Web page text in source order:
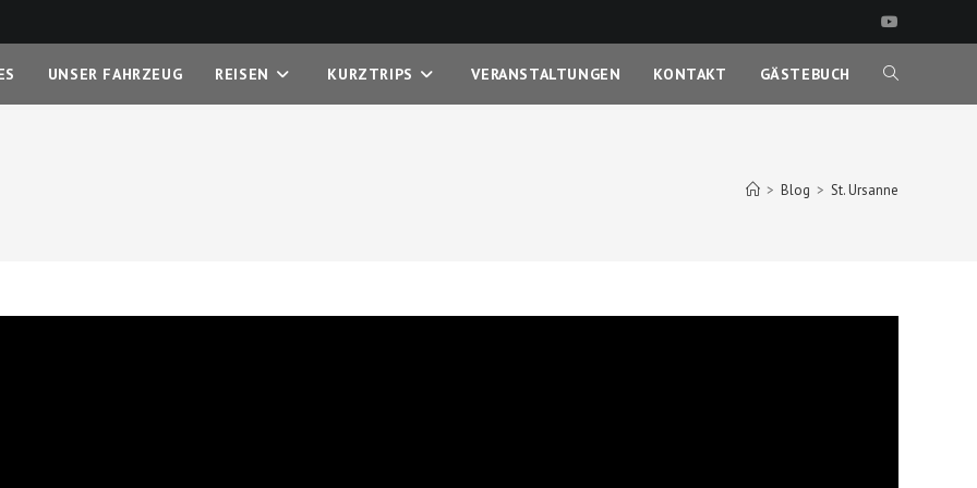
UNSER FAHRZEUG REISEN KURZTRIPS VERANSTALTUNGEN KONTAKT GÄSTEBUCH WEBSITE-
UMSCHALTEN
> Blog > St. Ursanne